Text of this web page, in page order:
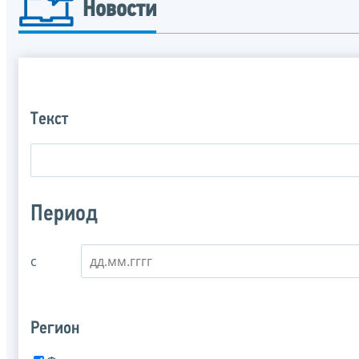
Новости
Текст
Период
с
Регион